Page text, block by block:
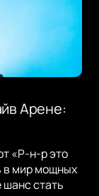
Арене:
«Р-н-р это
в мир мощных
стать